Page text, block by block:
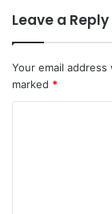
Leave a Reply
Your email
marked *